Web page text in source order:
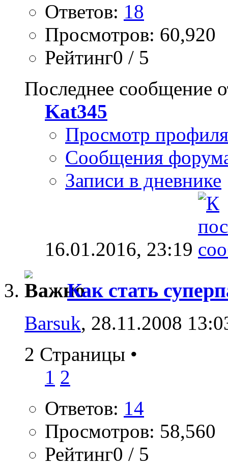
Ответов: 18
Просмотров: 60,920
Рейтинг0 / 5
Последнее сообщение
Kat345
Просмотр профиля
Сообщения
Записи в дневнике
16.01.2016, 23:19
Как стать
Barsuk, 28.11.2008
2 Страницы •
1 2
Ответов: 14
Просмотров: 58,560
Рейтинг0 / 5